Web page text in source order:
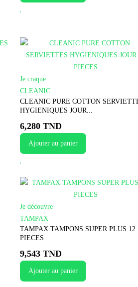
Je craque
CLEANIC
CLEANIC PURE COTTON
HYGIENIQUES JOUR...
6,280 TND
Ajouter au panier
Je découvre
TAMPAX
TAMPAX TAMPONS SUPER PLUS 12
PIECES
9,543 TND
Ajouter au panier